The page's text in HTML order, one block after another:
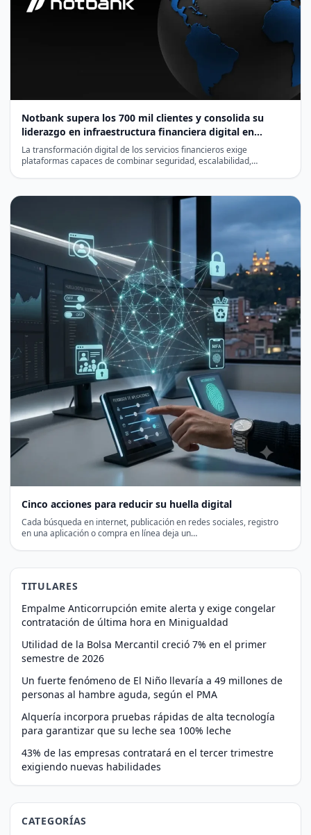
Notbank supera los 700 mil clientes y consolida su
liderazgo en infraestructura financiera digital en
Latinoamérica
La transformación digital de los servicios financieros exige
plataformas capaces de combinar seguridad, escalabilidad,
Cinco acciones para reducir su huella digital
Cada búsqueda en internet, publicación en redes sociales, registro
en una aplicación o compra en línea deja un…
TITULARES
Empalme Anticorrupción emite alerta y exige congelar
contratación de última hora en Minigualdad
Utilidad de la Bolsa Mercantil creció 7% en el primer
semestre de 2026
Un fuerte fenómeno de El Niño llevaría a 49 millones de
personas al hambre aguda, según el PMA
Alquería incorpora pruebas rápidas de alta tecnología
para garantizar que su leche sea 100% leche
43% de las empresas contratará en el tercer trimestre
exigiendo nuevas habilidades
CATEGORÍAS